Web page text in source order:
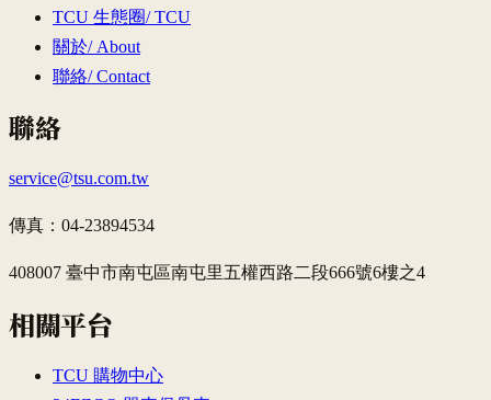
TCU 生態圈/TCU
關於/ About
聯絡/Contact
聯絡
service@tsu.com.tw
傳真： 04-23894534
408007 臺中市南屯區南屯里五權西路二段666號6樓之4
相關平台
TCU 購物中心